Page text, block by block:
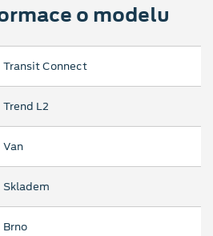
o modelu
Transit Connect
Trend L2
Van
Skladem
Brno